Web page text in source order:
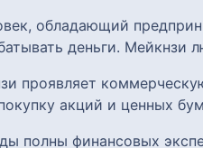
обладающий
деньги. Мейкнзи
проявляет
акций и ценных
полны финансовых